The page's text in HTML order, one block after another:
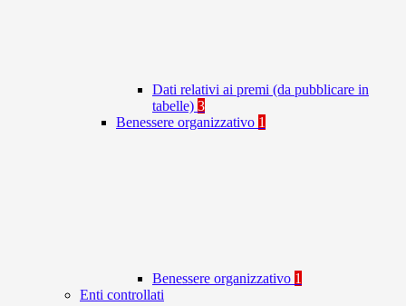
Dati relativi ai premi (da pubblicare in
tabelle) 3
Benessere organizzativo 1
Benessere organizzativo 1
Enti controllati